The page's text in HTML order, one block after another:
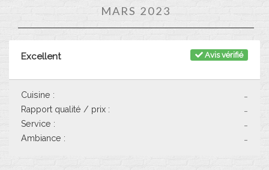
MARS 2023
Avis vérifié
Excellent
-
Cuisine :
-
Rapport qualité / prix :
-
Service :
-
Ambiance :